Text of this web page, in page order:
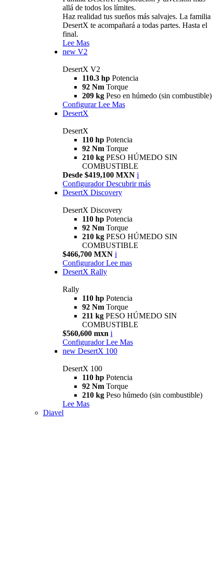
allá de todos los límites.
Haz realidad tus sueños más salvajes. La familia
DesertX te acompañará a todas partes. Hasta el
final.
Lee Mas
new V2
DesertX V2
110.3 hp Potencia
92 Nm Torque
209 kg Peso en húmedo (sin combustible)
Configurar Lee Mas
DesertX
DesertX
110 hp Potencia
92 Nm Torque
210 kg PESO HÚMEDO SIN
COMBUSTIBLE
Desde $419,100 MXN i
Configurador Descubrir más
DesertX Discovery
DesertX Discovery
110 hp Potencia
92 Nm Torque
210 kg PESO HÚMEDO SIN
COMBUSTIBLE
$466,700 MXN i
Configurador Lee mas
DesertX Rally
Rally
110 hp Potencia
92 Nm Torque
211 kg PESO HÚMEDO SIN
COMBUSTIBLE
$560,600 mxn i
Configurador Lee Mas
new DesertX 100
DesertX 100
110 hp Potencia
92 Nm Torque
210 kg Peso húmedo (sin combustible)
Lee Mas
Diavel